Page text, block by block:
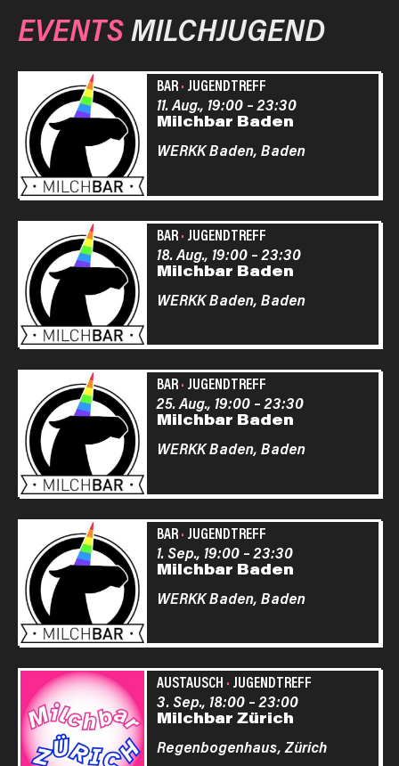
EVENTSMILCHJUGEND
BAR· JUGENDTREFF
Milchbar Baden
11. Aug., 19:00–23:30
WERKK Baden, Baden
BAR· JUGENDTREFF
Milchbar Baden
18. Aug., 19:00–23:30
WERKK Baden, Baden
BAR· JUGENDTREFF
Milchbar Baden
25. Aug., 19:00–23:30
WERKK Baden, Baden
BAR· JUGENDTREFF
Milchbar Baden
1. Sep., 19:00–23:30
WERKK Baden, Baden
AUSTAUSCH · JUGENDTREFF
Milchbar Zürich
3. Sep., 18:00–23:00
Regenbogenhaus, Zürich